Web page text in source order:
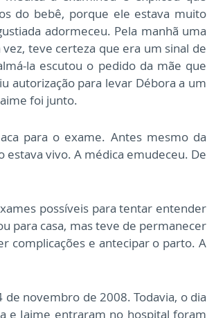
do bebê, porque ele estava muito
adormeceu. Pela manhã uma
teve certeza que era um sinal de
la escutou o pedido da mãe que
autorização para levar Débora a um
foi junto.
para o exame. Antes mesmo da
estava vivo. A médica emudeceu. De
possíveis para tentar entender
para casa, mas teve de permanecer
complicações e antecipar o parto. A
novembro de 2008. Todavia, o dia
e Jaime entraram no hospital foram